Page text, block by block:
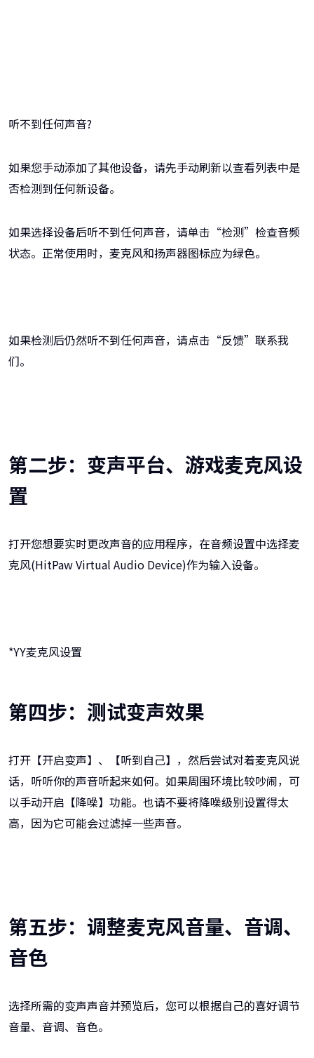
听不到任何声音?
如果您手动添加了其他设备，请先手动刷新以查看列表中是
否检测到任何新设备。
如果选择设备后听不到任何声音，请单击“检测”检查音频
状态。正常使用时，麦克风和扬声器图标应为绿色。
如果检测后仍然听不到任何声音，请点击“反馈”联系我
们。
第二步：变声平台、游戏麦克风设
置
打开您想要实时更改声音的应用程序，在音频设置中选择麦
克风(HitPaw Virtual Audio Device)作为输入设备。
*YY麦克风设置
第四步：测试变声效果
打开【开启变声】、【听到自己】，然后尝试对着麦克风说
话，听听你的声音听起来如何。如果周围环境比较吵闹，可
以手动开启【降噪】功能。也请不要将降噪级别设置得太
高，因为它可能会过滤掉一些声音。
第五步：调整麦克风音量、音调、
音色
选择所需的变声声音并预览后，您可以根据自己的喜好调节
音量、音调、音色。